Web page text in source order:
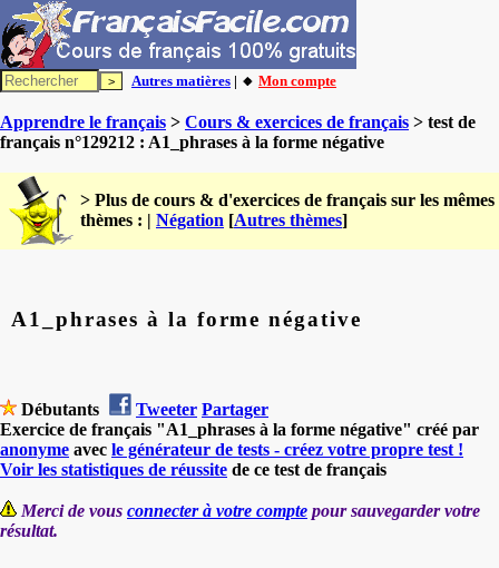
Autres matières | 🔸 Mon compte
Apprendre le français > Cours & exercices de français > test de
français n°129212 : A1_phrases à la forme négative
> Plus de cours & d'exercices de français sur les mêmes
thèmes : | Négation [Autres thèmes]
A1_phrases à la forme négative
Débutants Tweeter Partager
Exercice de français "A1_phrases à la forme négative" créé par
anonyme avec le générateur de tests - créez votre propre test !
Voir les statistiques de réussite de ce test de français
Merci de vous connecter à votre compte pour sauvegarder votre
résultat.